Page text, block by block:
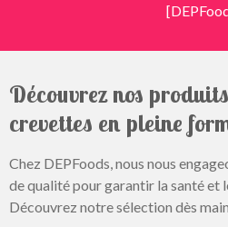
Découvrez nos
crevettes en pleine
Chez DEPFoods, nous nous
de qualité pour garantir la santé et
Découvrez notre sélection dès